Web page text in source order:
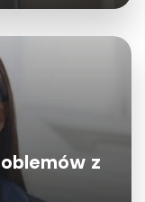
tarczycę
na
z